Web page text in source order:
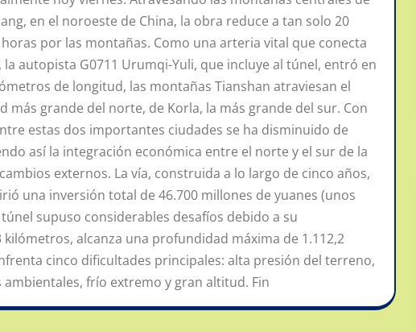
en el noroeste de China, la obra reduce a tan solo 20
por las montañas. Como una arteria vital que conecta
autopista G0711 Urumqi-Yuli, que incluye al túnel, entró en
de longitud, las montañas Tianshan atraviesan el
grande del norte, de Korla, la más grande del sur. Con
estas dos importantes ciudades se ha disminuido de
así la integración económica entre el norte y el sur de la
externos. La vía, construida a lo largo de cinco años,
una inversión total de 46.700 millones de yuanes (unos
supuso considerables desafíos debido a su
alcanza una profundidad máxima de 1.112,2
cinco dificultades principales: alta presión del terreno,
frío extremo y gran altitud. Fin